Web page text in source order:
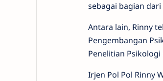
sebagai bagian
Antara lain, Rinny
Pengembangan
Penelitian
Irjen Pol Pol Rinny